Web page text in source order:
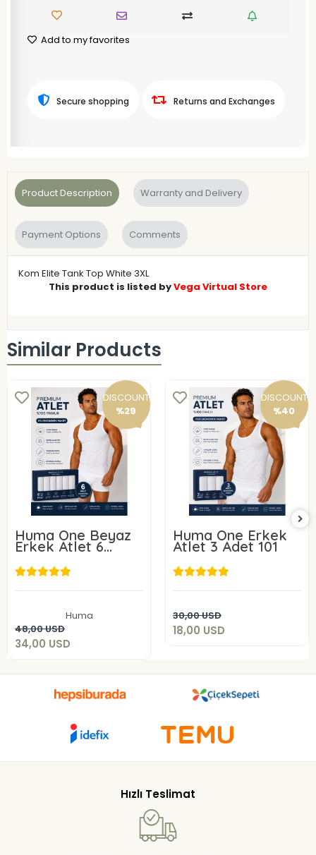
Add to my favorites
Secure shopping Returns and Exchanges
Product Description Warranty and Delivery
Payment Options Comments
Kom Elite Tank Top White 3XL
This product is listed byVega Virtual Store
Similar Products
DISCOUNT
%29
Huma One Beyaz
Erkek Atlet 6
ADET 101-
Huma
48,00 USD
34,00 USD
Add to cart
DISCOUNT
%40
Huma One Erkek
Atlet 3 Adet 101
30,00 USD
18,00 USD
18,00 USD
Hızlı Teslimat